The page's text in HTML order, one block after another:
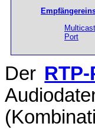
Port
Der